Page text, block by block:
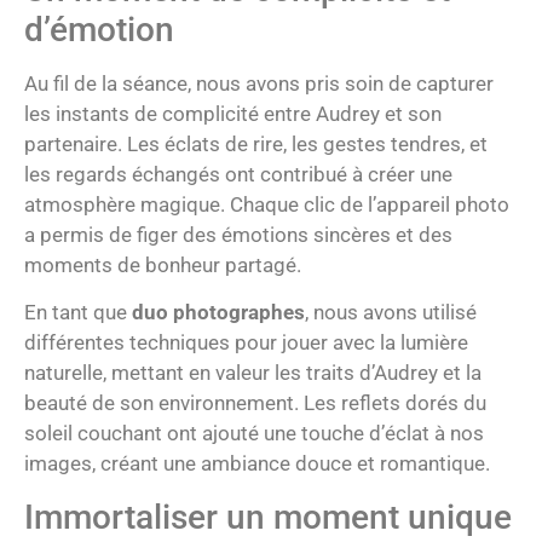
d’émotion
Au fil de la séance, nous avons pris soin de capturer
les instants de complicité entre Audrey et son
partenaire. Les éclats de rire, les gestes tendres, et
les regards échangés ont contribué à créer une
atmosphère magique. Chaque clic de l’appareil photo
a permis de figer des émotions sincères et des
moments de bonheur partagé.
En tant que duo photographes, nous avons utilisé
différentes techniques pour jouer avec la lumière
naturelle, mettant en valeur les traits d’Audrey et la
beauté de son environnement. Les reflets dorés du
soleil couchant ont ajouté une touche d’éclat à nos
images, créant une ambiance douce et romantique.
Immortaliser un moment unique